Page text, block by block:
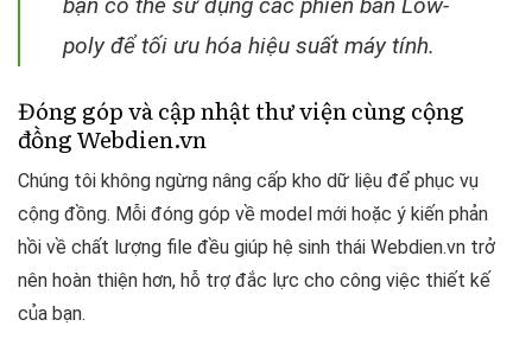
poly để tối ưu hóa hiệu suất máy tính.
Đóng góp và cập nhật thư viện cùng cộng
đồng Webdien.vn
Chúng tôi không ngừng nâng cấp kho dữ liệu để phục vụ
cộng đồng. Mỗi đóng góp về model mới hoặc ý kiến phản
hồi về chất lượng file đều giúp hệ sinh thái Webdien.vn trở
nên hoàn thiện hơn, hỗ trợ đắc lực cho công việc thiết kế
của bạn.